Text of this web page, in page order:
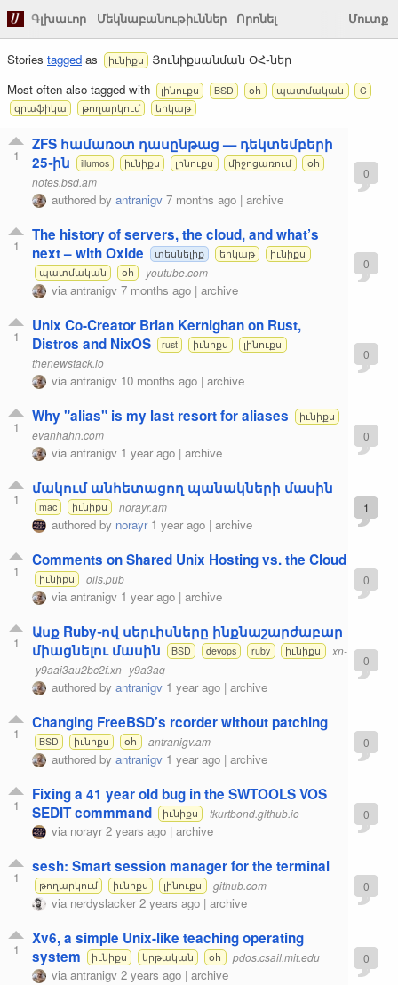
Գլխաւոր Մեկնաբանութիւններ Որոնել Մուտք
Stories tagged as իւնիքս
Յունիքսանման ՕՀ֊ներ
Most often also tagged with
լինուքս BSD օհ պատմական
C
գրաֆիկա
թողարկում երկաթ
1
ZFS համառօտ դասընթաց — դեկտեմբերի
25֊ին
illumos իւնիքս լինուքս միջոցառում օհ
notes.bsd.am
authored by antranigv 7 months ago | archive
0
1
The history of servers, the cloud, and what’s
next – with Oxide
տեսնելիք երկաթ
իւնիքս
պատմական
օհ youtube.com
via antranigv 7 months ago | archive
0
1
Unix Co-Creator Brian Kernighan on Rust,
Distros and NixOS
rust իւնիքս լինուքս
thenewstack.io
via antranigv 10 months ago | archive
0
1
Why "alias" is my last resort for aliases իւնիքս
evanhahn.com
via antranigv 1 year ago | archive
0
1
մակում անհետացող պանակների մասին
mac իւնիքս norayr.am
authored by norayr 1 year ago | archive
1
1
Comments on Shared Unix Hosting vs. the Cloud
իւնիքս oils.pub
via antranigv 1 year ago | archive
0
1
Ասք Ruby֊ով սերւիսները ինքնաշարժաբար
միացնելու մասին
BSD devops ruby իւնիքս
xn-
-y9aai3au2bc2f.xn--y9a3aq
authored by antranigv 1 year ago | archive
0
1
Changing FreeBSD’s rcorder without patching
BSD իւնիքս օհ antranigv.am
authored by antranigv 1 year ago | archive
0
1
Fixing a 41 year old bug in the SWTOOLS VOS
SEDIT commmand
իւնիքս tkurtbond.github.io
via norayr 2 years ago | archive
0
1
sesh: Smart session manager for the terminal
թողարկում իւնիքս լինուքս github.com
via nerdyslacker 2 years ago | archive
0
1
Xv6, a simple Unix-like teaching operating
system
իւնիքս կրթական օհ pdos.csail.mit.edu
via antranigv 2 years ago | archive
0